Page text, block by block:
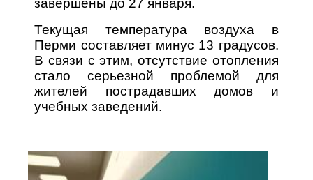
завершены до 27 января.
Текущая температура воздуха в
Перми составляет минус 13 градусов.
В связи с этим, отсутствие отопления
стало серьезной проблемой для
жителей пострадавших домов и
учебных заведений.